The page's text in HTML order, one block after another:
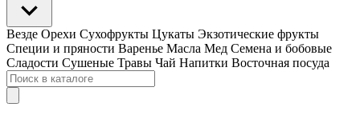
Везде Орехи Сухофрукты Цукаты Экзотические фрукты
Специи и пряности Варенье Масла Мед Семена и бобовые
Сладости Сушеные Травы Чай Напитки Восточная посуда